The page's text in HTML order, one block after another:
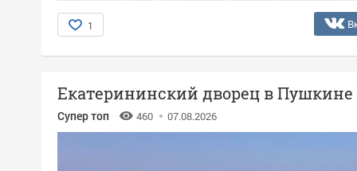
1
Екатерининский дворец в Пушкине
Супер топ 460 07.08.2026